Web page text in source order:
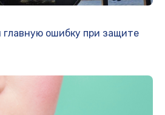
ошибку при защите